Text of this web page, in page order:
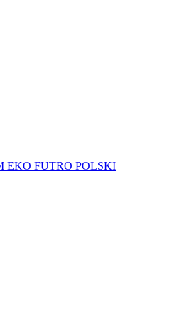
EKO FUTRO POLSKI